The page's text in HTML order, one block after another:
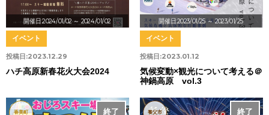
開催日:2024/01/02 ～ 2024/01/02
投稿日:2023.12.29
イベント
ハチ高原新春花火大会2024
開催日:2023/01/25 ～ 2023/01/25
投稿日:2023.01.12
イベント
気候変動×観光について考える＠
神鍋高原 vol.3
終了
香美町 終了
養父市